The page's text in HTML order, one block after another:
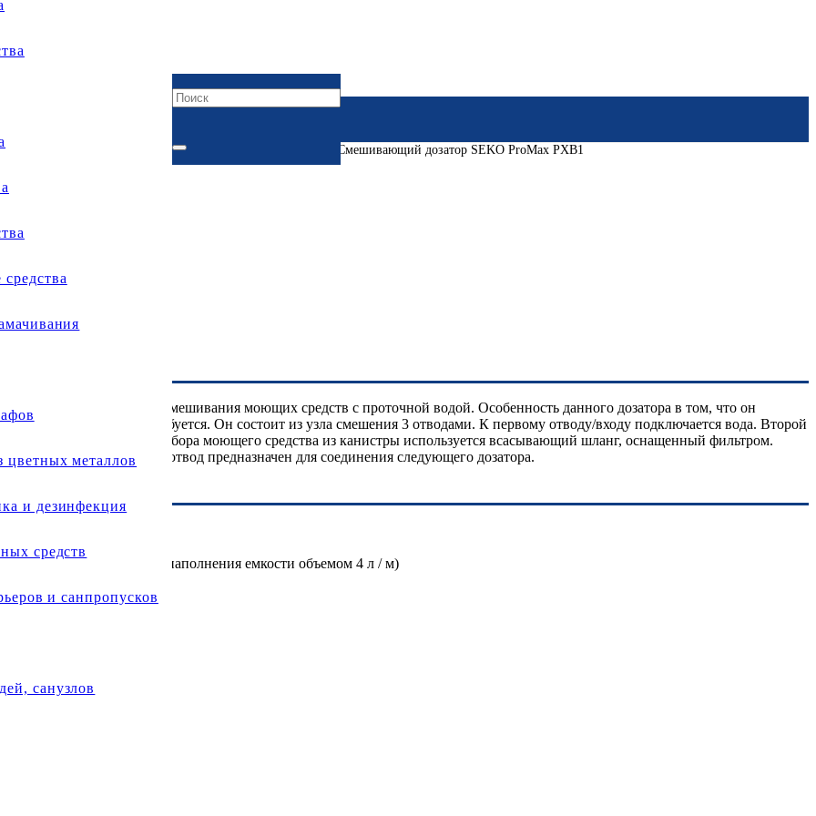
металлов
и дезинфекция
средств
и санпропусков
санузлов
пенное Системы дозирования и смешивания Смешивающий дозатор SEKO ProMax PXB1
PXB1
промышленности для смешивания моющих средств с проточной водой. Особенность данного дозатора в том, что он
электропитания не требуется. Он состоит из узла смешения 3 отводами. К первому отводу/входу подключается вода. Второй
раствором. Для забора моющего средства из канистры используется всасывающий шланг, оснащенный фильтром.
под дозатором. Третий отвод предназначен для соединения следующего дозатора.
сливная трубка для наполнения емкости объемом 4 л / м)
для каждого продукта)
друг с другом)
продукта)